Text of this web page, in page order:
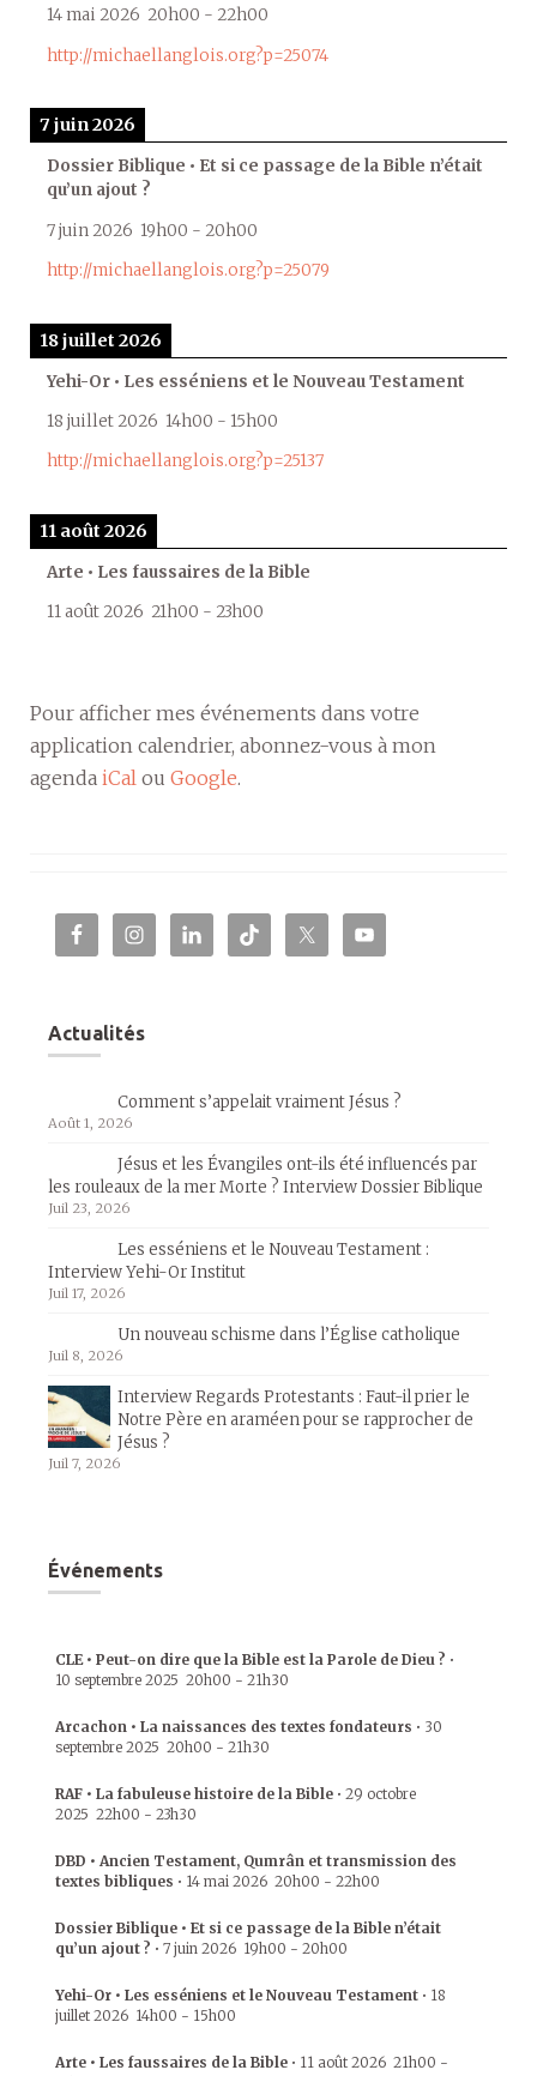
14 mai 2026 20h00 - 22h00
http://michaellanglois.org?p=25074
7 juin 2026
Dossier Biblique • Et si ce passage de la Bible n’était
qu’un ajout ?
7 juin 2026 19h00 - 20h00
http://michaellanglois.org?p=25079
18 juillet 2026
Yehi-Or • Les esséniens et le Nouveau Testament
18 juillet 2026 14h00 - 15h00
http://michaellanglois.org?p=25137
11 août 2026
Arte • Les faussaires de la Bible
11 août 2026 21h00 - 23h00
Pour afficher mes événements dans votre
application calendrier, abonnez-vous à mon
agenda iCal ou Google.
Actualités
Comment s’appelait vraiment Jésus ?
Août 1, 2026
Jésus et les Évangiles ont-ils été influencés par
les rouleaux de la mer Morte ? Interview Dossier Biblique
Juil 23, 2026
Les esséniens et le Nouveau Testament :
Interview Yehi-Or Institut
Juil 17, 2026
Un nouveau schisme dans l’Église catholique
Juil 8, 2026
Interview Regards Protestants : Faut-il prier le
Notre Père en araméen pour se rapprocher de
Jésus ?
Juil 7, 2026
Événements
CLE • Peut-on dire que la Bible est la Parole de Dieu ? •
10 septembre 2025 20h00 - 21h30
Arcachon • La naissances des textes fondateurs • 30
septembre 2025 20h00 - 21h30
RAF • La fabuleuse histoire de la Bible • 29 octobre
2025 22h00 - 23h30
DBD • Ancien Testament, Qumrân et transmission des
textes bibliques • 14 mai 2026 20h00 - 22h00
Dossier Biblique • Et si ce passage de la Bible n’était
qu’un ajout ? • 7 juin 2026 19h00 - 20h00
Yehi-Or • Les esséniens et le Nouveau Testament • 18
juillet 2026 14h00 - 15h00
Arte • Les faussaires de la Bible • 11 août 2026 21h00 -